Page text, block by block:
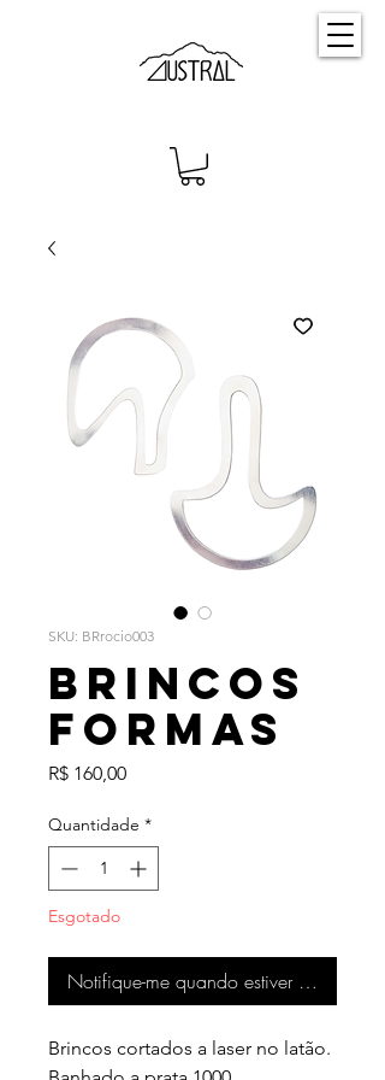
SKU: BRrocio003
Brincos
Formas
R$ 160,00Preço
Quantidade *
Esgotado
Notifique-me quando estiver disponível
Brincos cortados a laser no latão.